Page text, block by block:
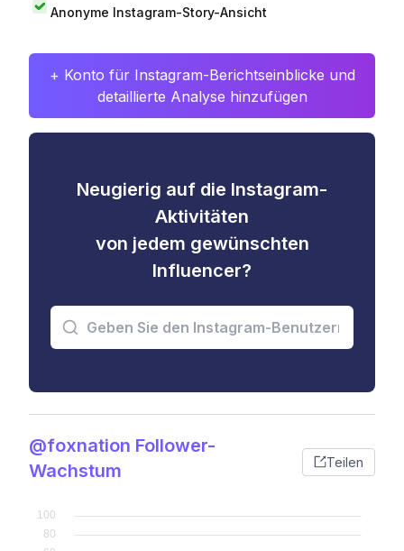
Anonyme Instagram-Story-Ansicht
+ Konto für Instagram-Berichtseinblicke und
detaillierte Analyse hinzufügen
Neugierig auf die Instagram-
Aktivitäten
von jedem gewünschten
Influencer?
@foxnation Follower-
Wachstum
Teilen